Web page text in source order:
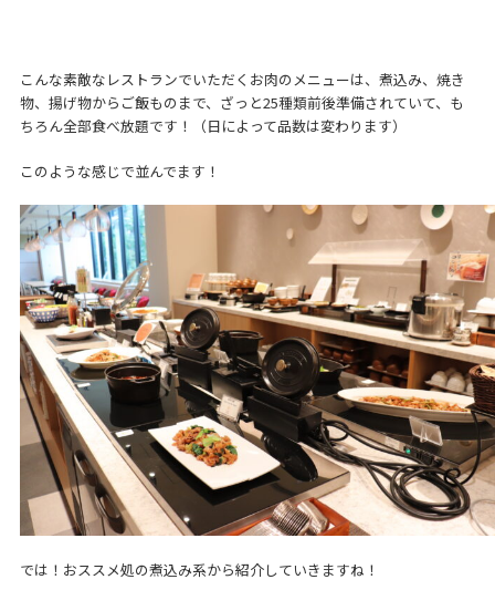
こんな素敵なレストランでいただくお肉のメニューは、煮込み、焼き
物、揚げ物からご飯ものまで、ざっと25種類前後準備されていて、も
ちろん全部食べ放題です！（日によって品数は変わります）
このような感じで並んでます！
では！おススメ処の煮込み系から紹介していきますね！